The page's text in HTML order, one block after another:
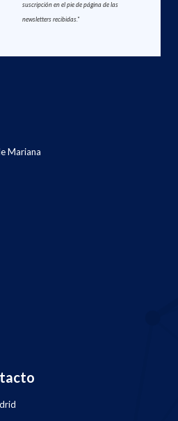
suscripción en el pie de página de las
newsletters recibidas."
Mariana